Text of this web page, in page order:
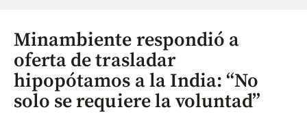
Minambiente respondió a
oferta de trasladar
hipopótamos a la India: “No
solo se requiere la voluntad”